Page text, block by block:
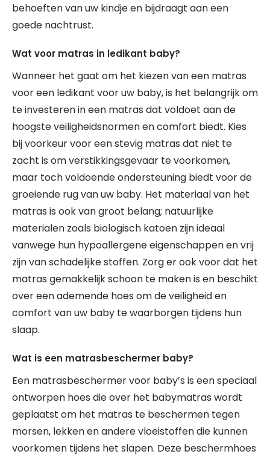
behoeften van uw kindje en bijdraagt aan een
goede nachtrust.
Wat voor matras in ledikant baby?
Wanneer het gaat om het kiezen van een matras
voor een ledikant voor uw baby, is het belangrijk om
te investeren in een matras dat voldoet aan de
hoogste veiligheidsnormen en comfort biedt. Kies
bij voorkeur voor een stevig matras dat niet te
zacht is om verstikkingsgevaar te voorkomen,
maar toch voldoende ondersteuning biedt voor de
groeiende rug van uw baby. Het materiaal van het
matras is ook van groot belang; natuurlijke
materialen zoals biologisch katoen zijn ideaal
vanwege hun hypoallergene eigenschappen en vrij
zijn van schadelijke stoffen. Zorg er ook voor dat het
matras gemakkelijk schoon te maken is en beschikt
over een ademende hoes om de veiligheid en
comfort van uw baby te waarborgen tijdens hun
slaap.
Wat is een matrasbeschermer baby?
Een matrasbeschermer voor baby’s is een speciaal
ontworpen hoes die over het babymatras wordt
geplaatst om het matras te beschermen tegen
morsen, lekken en andere vloeistoffen die kunnen
voorkomen tijdens het slapen. Deze beschermhoes